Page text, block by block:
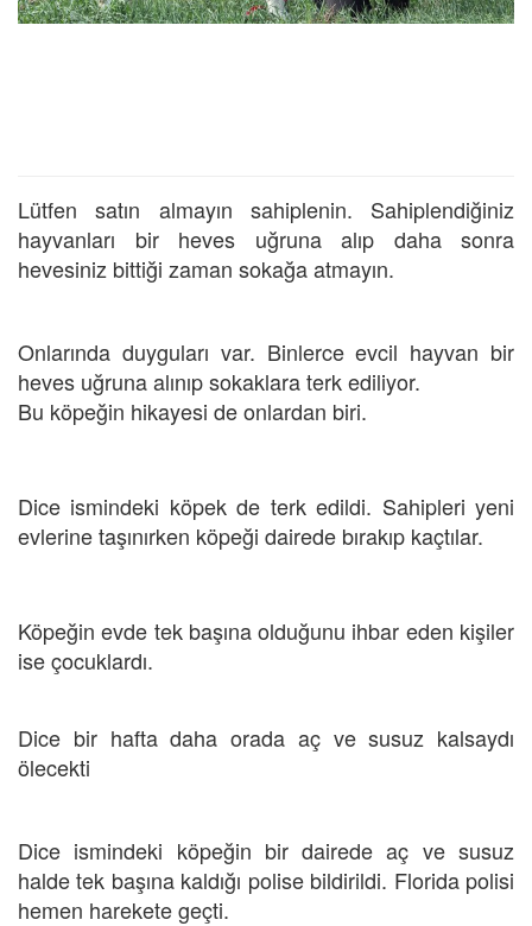
Lütfen satın almayın sahiplenin. Sahiplendiğiniz
hayvanları bir heves uğruna alıp daha sonra
hevesiniz bittiği zaman sokağa atmayın.
Onlarında duyguları var. Binlerce evcil hayvan bir
heves uğruna alınıp sokaklara terk ediliyor.
Bu köpeğin hikayesi de onlardan biri.
Dice ismindeki köpek de terk edildi. Sahipleri yeni
evlerine taşınırken köpeği dairede bırakıp kaçtılar.
Köpeğin evde tek başına olduğunu ihbar eden kişiler
ise çocuklardı.
Dice bir hafta daha orada aç ve susuz kalsaydı
ölecekti
Dice ismindeki köpeğin bir dairede aç ve susuz
halde tek başına kaldığı polise bildirildi. Florida polisi
hemen harekete geçti.